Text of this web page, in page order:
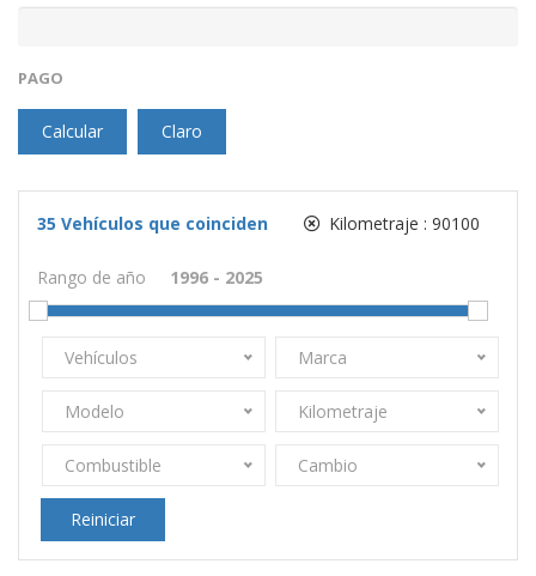
PAGO
Calcular Claro
35 Vehículos que coinciden Kilometraje : 90100
Rango de año
Vehículos Marca
Modelo Kilometraje
Combustible Cambio
Reiniciar